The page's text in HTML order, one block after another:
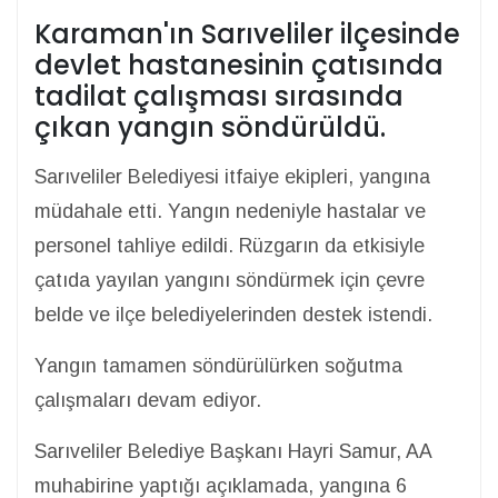
Karaman'ın Sarıveliler ilçesinde
devlet hastanesinin çatısında
tadilat çalışması sırasında
çıkan yangın söndürüldü.
Sarıveliler Belediyesi itfaiye ekipleri, yangına
müdahale etti. Yangın nedeniyle hastalar ve
personel tahliye edildi. Rüzgarın da etkisiyle
çatıda yayılan yangını söndürmek için çevre
belde ve ilçe belediyelerinden destek istendi.
Yangın tamamen söndürülürken soğutma
çalışmaları devam ediyor.
Sarıveliler Belediye Başkanı Hayri Samur, AA
muhabirine yaptığı açıklamada, yangına 6